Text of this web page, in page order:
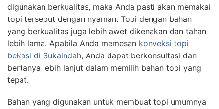
digunakan berkualitas, maka Anda pasti akan memakai
topi tersebut dengan nyaman. Topi dengan bahan
yang berkualitas juga lebih awet dikenakan dan tahan
lebih lama. Apabila Anda memesan konveksi topi
bekasi di Sukaindah, Anda dapat berkonsultasi dan
bertanya lebih lanjut dalam memilih bahan topi yang
tepat.
Bahan yang digunakan untuk membuat topi umumnya